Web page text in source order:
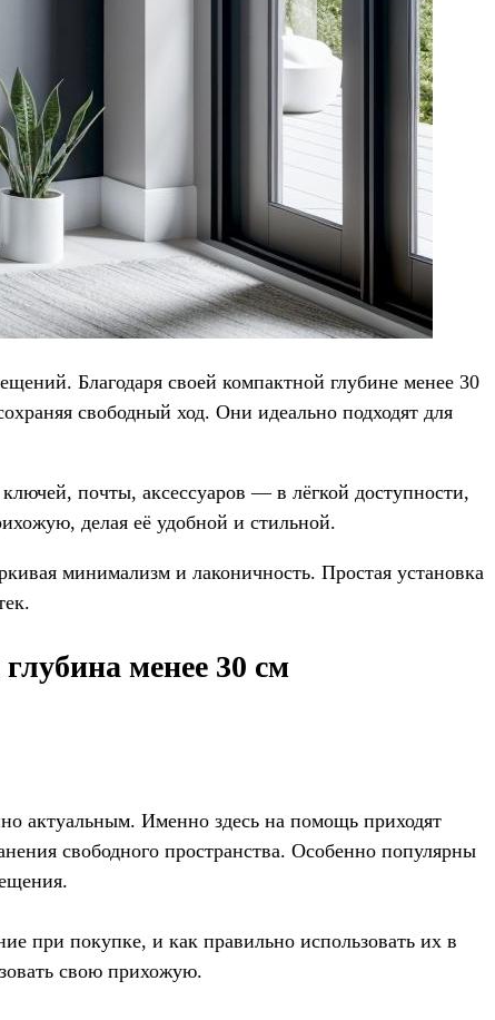
Благодаря своей компактной глубине менее 30
свободный ход. Они идеально подходят для
почты, аксессуаров — в лёгкой доступности,
делая её удобной и стильной.
минимализм и лаконичность. Простая установка
менее 30 см
актуальным. Именно здесь на помощь приходят
свободного пространства. Особенно популярны
при покупке, и как правильно использовать их в
свою прихожую.